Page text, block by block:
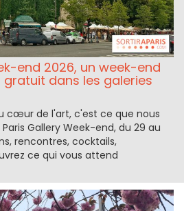
end 2026, un week-end
dans les galeries
cœur de l'art, c'est ce que nous
Gallery Week-end, du 29 au
rencontres, cocktails,
ce qui vous attend